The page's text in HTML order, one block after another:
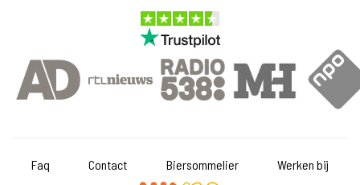
Faq Contact Biersommelier Werken bij